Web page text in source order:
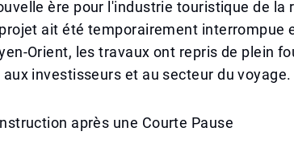
ère pour l'industrie touristique de la
ait été temporairement interrompue
Orient, les travaux ont repris de plein
investisseurs et au secteur du voyage.
après une Courte Pause